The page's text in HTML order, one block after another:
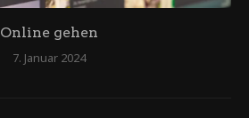
Online gehen
7. Januar 2024